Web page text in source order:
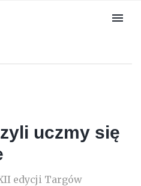
uczmy się
edycji Targów